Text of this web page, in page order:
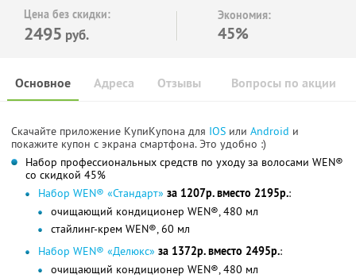
Цена без скидки:
2495 руб.
Экономия:
45%
Основное Отзывы Вопросы по акции
Адреса
Скачайте приложение КупиКупона для IOS или Android и
покажите купон с экрана смартфона. Это удобно :)
Набор профессиональных средств по уходу за волосами WEN®
со скидкой 45%
Набор WEN® «Стандарт» за 1207р. вместо 2195р.:
очищающий кондиционер WEN®, 480 мл
стайлинг-крем WEN®, 60 мл
Набор WEN® «Делюкс» за 1372р. вместо 2495р.:
очищающий кондиционер WEN®, 480 мл